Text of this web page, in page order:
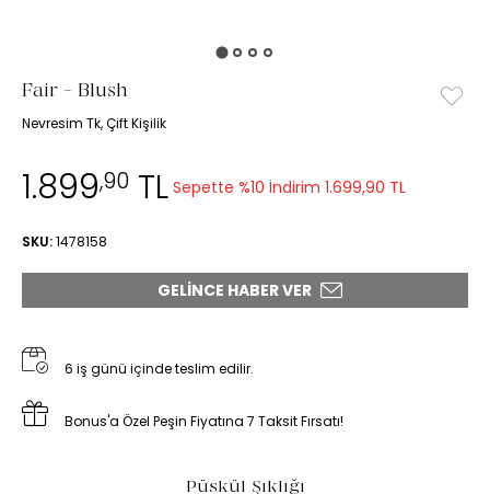
Fair - Blush
Nevresim Tk, Çift Kişilik
1.899,90 TL Sepette %10 İndirim 1.699,90 TL
SKU:1478158
GELINCE HABER VER
6 iş günü içinde teslim edilir.
Bonus'a Özel Peşin Fiyatına 7 Taksit Fırsatı!
Püskül Şıklığı